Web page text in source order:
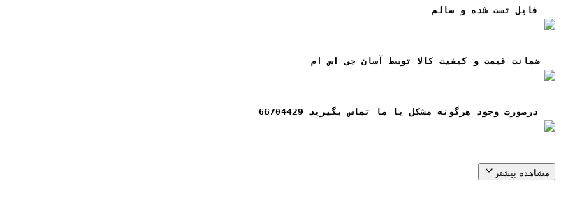
فایل تست شده و سالم
ضمانت قيمت و کيفيت کالا توسط آسان جی اس ام
درصورت وجود هرگونه مشکل با ما تماس بگیرید 66704429
مشاهده بیشتر